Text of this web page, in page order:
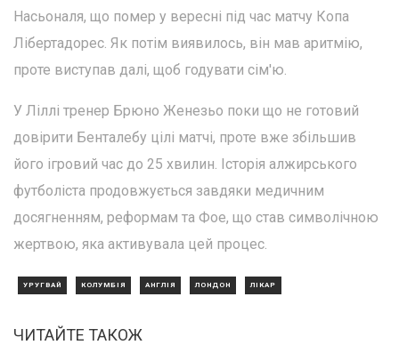
Насьоналя, що помер у вересні під час матчу Копа
Лібертадорес. Як потім виявилось, він мав аритмію,
проте виступав далі, щоб годувати сім'ю.
У Ліллі тренер Брюно Женезьо поки що не готовий
довірити Бенталебу цілі матчі, проте вже збільшив
його ігровий час до 25 хвилин. Історія алжирського
футболіста продовжується завдяки медичним
досягненням, реформам та Фое, що став символічною
жертвою, яка активувала цей процес.
УРУГВАЙ КОЛУМБІЯ АНГЛІЯ ЛОНДОН ЛІКАР
ЧИТАЙТЕ ТАКОЖ